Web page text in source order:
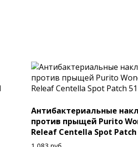
Антибактериальные
против прыщей Purito
Releaf Centella Spot